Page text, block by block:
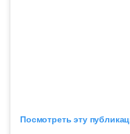
Посмотреть эту